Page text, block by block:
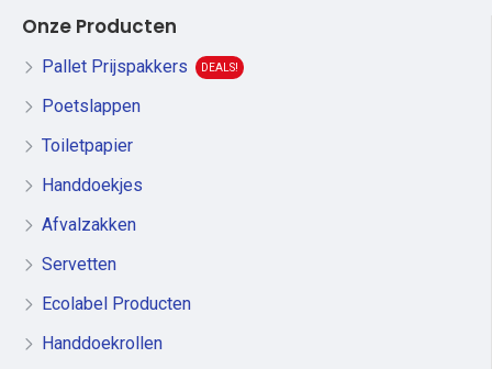
Onze Producten
Pallet Prijspakkers DEALS!
Poetslappen
Toiletpapier
Handdoekjes
Afvalzakken
Servetten
Ecolabel Producten
Handdoekrollen